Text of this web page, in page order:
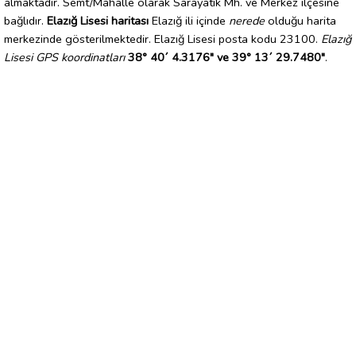
bağlıdır. Elazığ Lisesi haritası Elazığ ili içinde nerede olduğu harita
merkezinde gösterilmektedir. Elazığ Lisesi posta kodu 23100. Elazığ
Lisesi GPS koordinatları 38° 40´ 4.3176" ve 39° 13´ 29.7480".